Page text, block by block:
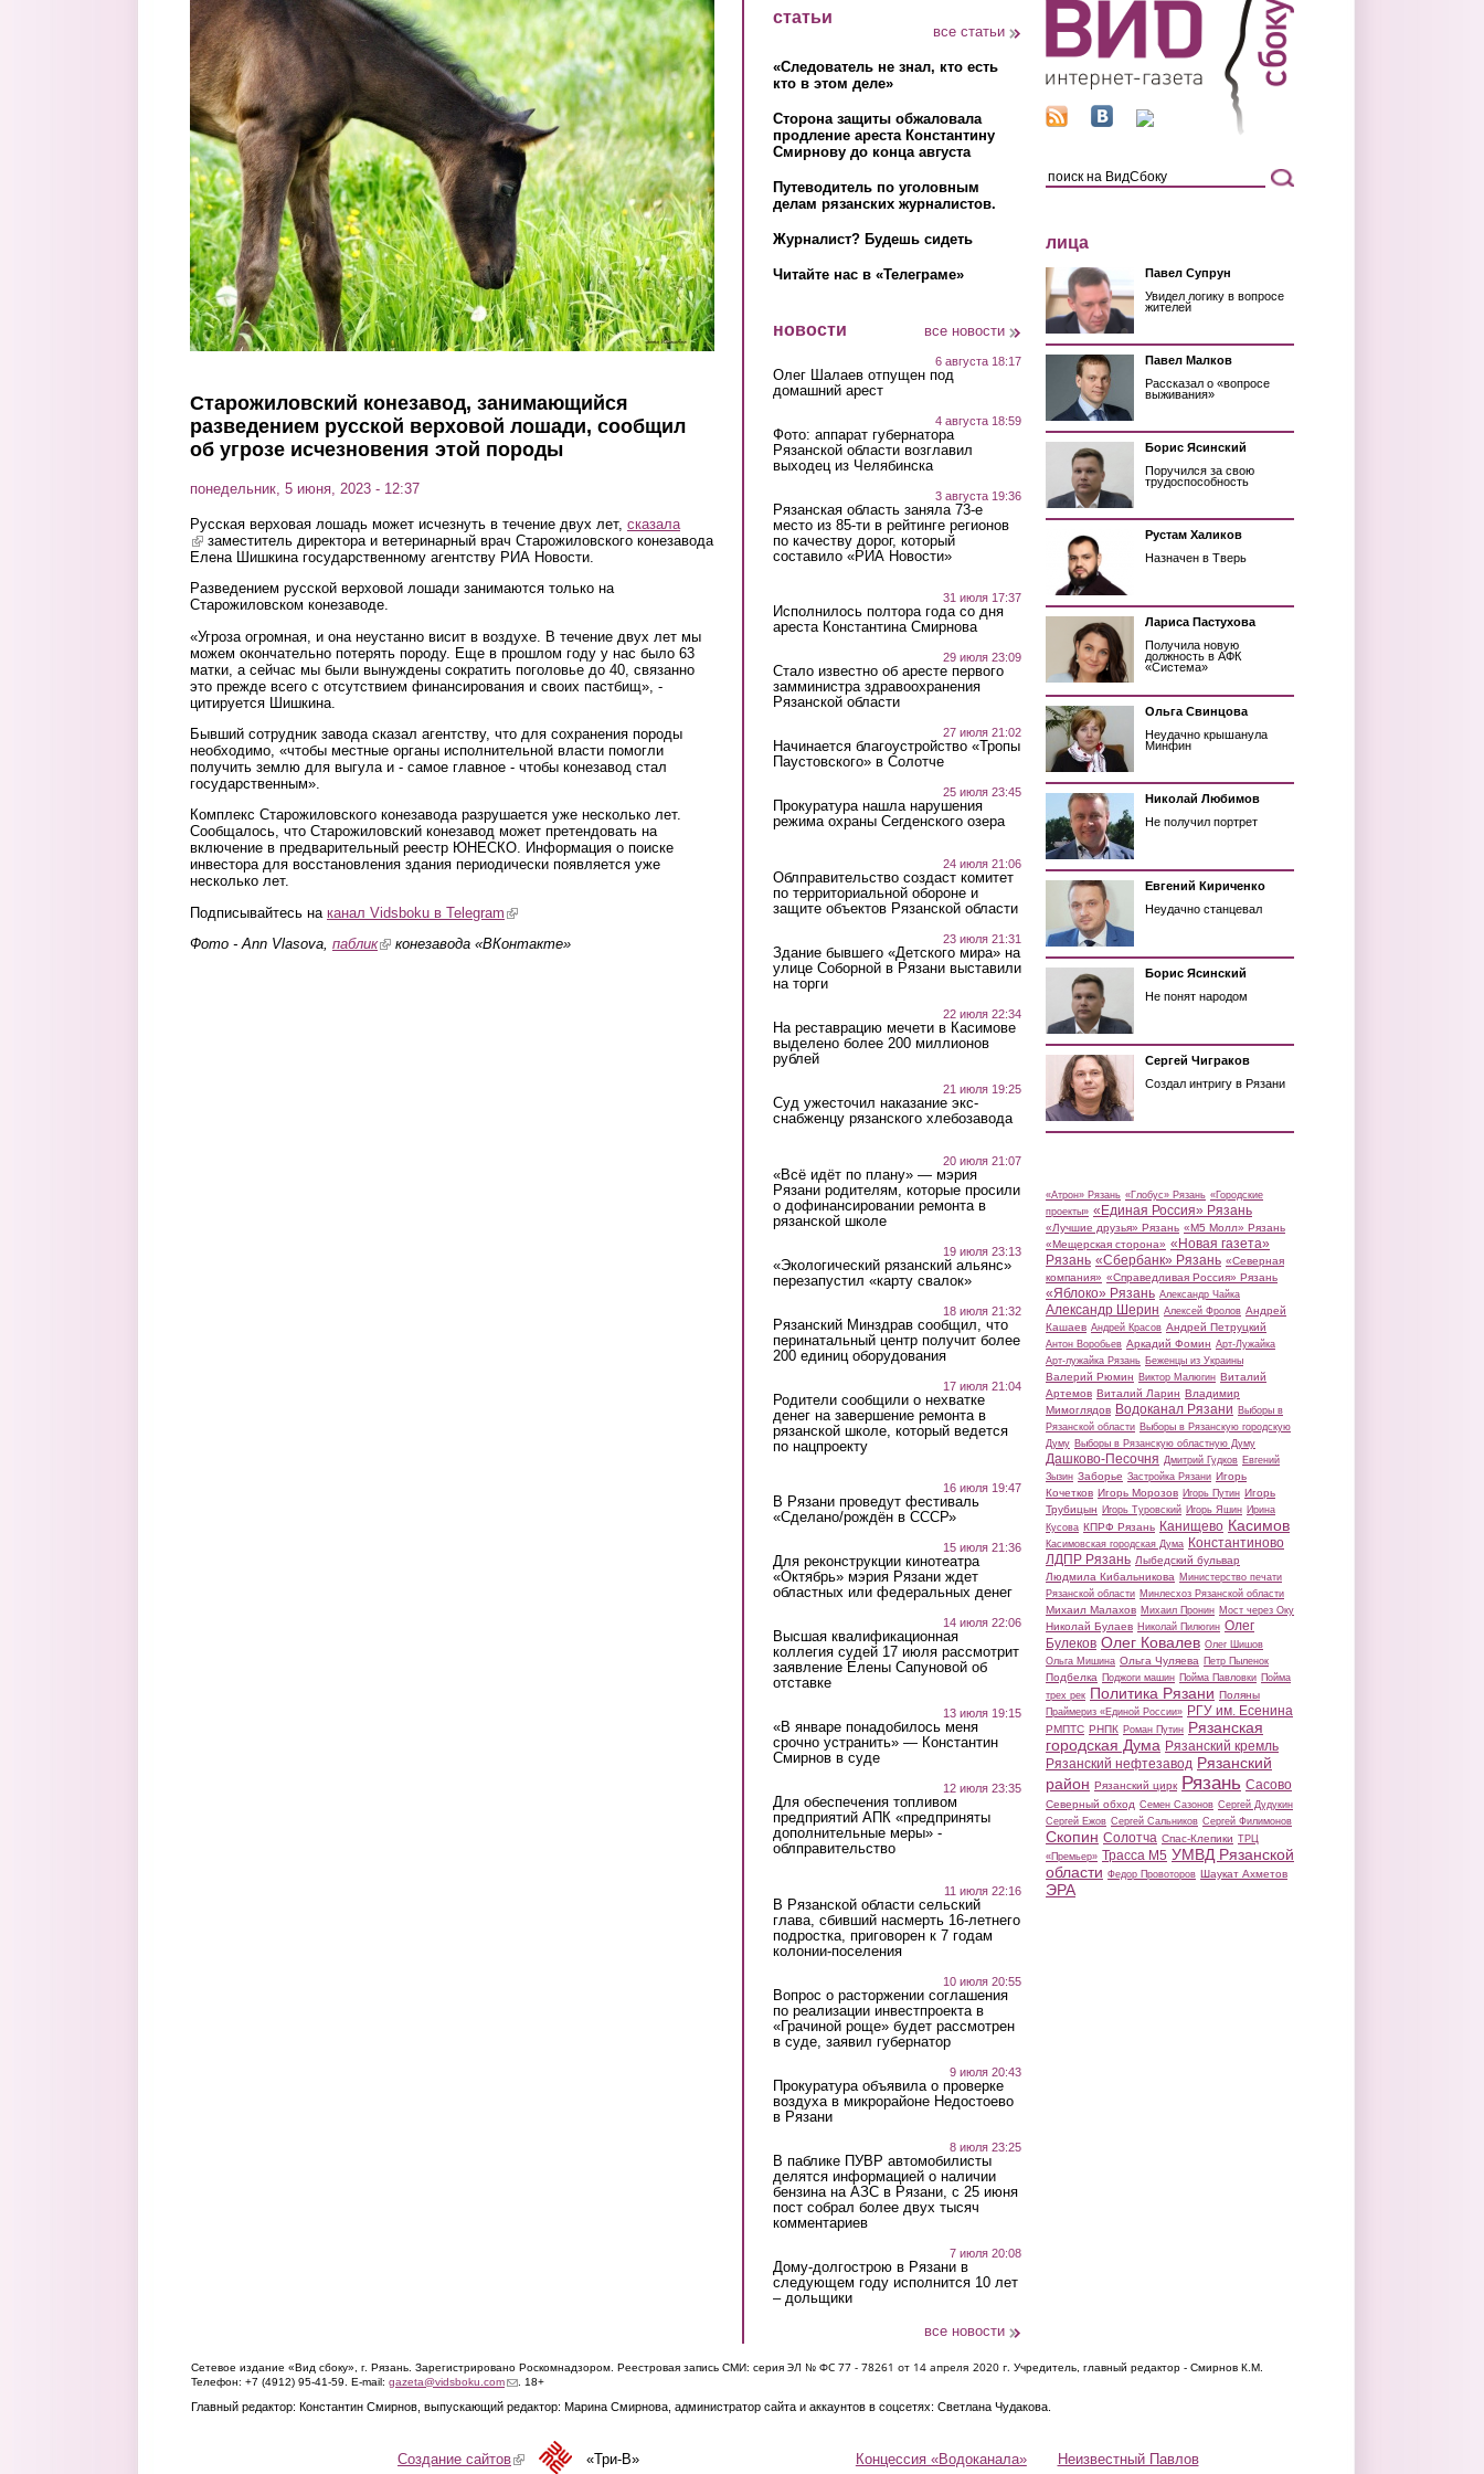
Перейти к основному содержанию
Старожиловский конезавод, занимающийся
разведением русской верховой лошади, сообщил
об угрозе исчезновения этой породы
понедельник, 5 июня, 2023 - 12:37
Русская верховая лошадь может исчезнуть в течение двух лет, сказала
(link is external)
заместитель директора и ветеринарный врач Старожиловского конезавода
Елена Шишкина государственному агентству РИА Новости.
Разведением русской верховой лошади занимаются только на
Старожиловском конезаводе.
«Угроза огромная, и она неустанно висит в воздухе. В течение двух лет мы
можем окончательно потерять породу. Еще в прошлом году у нас было 63
матки, а сейчас мы были вынуждены сократить поголовье до 40, связанно
это прежде всего с отсутствием финансирования и своих пастбищ», -
цитируется Шишкина.
Бывший сотрудник завода сказал агентству, что для сохранения породы
необходимо, «чтобы местные органы исполнительной власти помогли
получить землю для выгула и - самое главное - чтобы конезавод стал
государственным».
Комплекс Старожиловского конезавода разрушается уже несколько лет.
Сообщалось, что Старожиловский конезавод может претендовать на
включение в предварительный реестр ЮНЕСКО. Информация о поиске
инвестора для восстановления здания периодически появляется уже
несколько лет.
Подписывайтесь на канал Vidsboku в Telegram (link is external)
Фото - Ann Vlasova, паблик(link is external)
конезавода «ВКонтакте»
статьи
все статьи
«Следователь не знал, кто есть
кто в этом деле»
Сторона защиты обжаловала
продление ареста Константину
Смирнову до конца августа
Путеводитель по уголовным
делам рязанских журналистов.
Журналист? Будешь сидеть
Читайте нас в «Телеграме»
новости все новости
6 августа 18:17
Олег Шалаев отпущен под
домашний арест
4 августа 18:59
Фото: аппарат губернатора
Рязанской области возглавил
выходец из Челябинска
3 августа 19:36
Рязанская область заняла 73-е
место из 85-ти в рейтинге регионов
по качеству дорог, который
составило «РИА Новости»
31 июля 17:37
Исполнилось полтора года со дня
ареста Константина Смирнова
29 июля 23:09
Стало известно об аресте первого
замминистра здравоохранения
Рязанской области
27 июля 21:02
Начинается благоустройство «Тропы
Паустовского» в Солотче
25 июля 23:45
Прокуратура нашла нарушения
режима охраны Сегденского озера
24 июля 21:06
Облправительство создаст комитет
по территориальной обороне и
защите объектов Рязанской области
23 июля 21:31
Здание бывшего «Детского мира» на
улице Соборной в Рязани выставили
на торги
22 июля 22:34
На реставрацию мечети в Касимове
выделено более 200 миллионов
рублей
21 июля 19:25
Суд ужесточил наказание экс-
снабженцу рязанского хлебозавода
20 июля 21:07
«Всё идёт по плану» — мэрия
Рязани родителям, которые просили
о дофинансировании ремонта в
рязанской школе
19 июля 23:13
«Экологический рязанский альянс»
перезапустил «карту свалок»
18 июля 21:32
Рязанский Минздрав сообщил, что
перинатальный центр получит более
200 единиц оборудования
17 июля 21:04
Родители сообщили о нехватке
денег на завершение ремонта в
рязанской школе, который ведется
по нацпроекту
16 июля 19:47
В Рязани проведут фестиваль
«Сделано/рождён в СССР»
15 июля 21:36
Для реконструкции кинотеатра
«Октябрь» мэрия Рязани ждет
областных или федеральных денег
14 июля 22:06
Высшая квалификационная
коллегия судей 17 июля рассмотрит
заявление Елены Сапуновой об
отставке
13 июля 19:15
«В январе понадобилось меня
срочно устранить» — Константин
Смирнов в суде
12 июля 23:35
Для обеспечения топливом
предприятий АПК «предприняты
дополнительные меры» -
облправительство
11 июля 22:16
В Рязанской области сельский
глава, сбивший насмерть 16-летнего
подростка, приговорен к 7 годам
колонии-поселения
10 июля 20:55
Вопрос о расторжении соглашения
по реализации инвестпроекта в
«Грачиной роще» будет рассмотрен
в суде, заявил губернатор
9 июля 20:43
Прокуратура объявила о проверке
воздуха в микрорайоне Недостоево
в Рязани
8 июля 23:25
В паблике ПУВР автомобилисты
делятся информацией о наличии
бензина на АЗС в Рязани, с 25 июня
пост собрал более двух тысяч
комментариев
7 июля 20:08
Дому-долгострою в Рязани в
следующем году исполнится 10 лет
– дольщики
все новости
лица
Павел Супрун
Увидел логику в вопросе
жителей
Павел Малков
Рассказал о «вопросе
выживания»
Борис Ясинский
Поручился за свою
трудоспособность
Рустам Халиков
Назначен в Тверь
Лариса Пастухова
Получила новую
должность в АФК
«Система»
Ольга Свинцова
Неудачно крышанула
Минфин
Николай Любимов
Не получил портрет
Евгений Кириченко
Неудачно станцевал
Борис Ясинский
Не понят народом
Сергей Чиграков
Создал интригу в Рязани
«Атрон» Рязань «Глобус» Рязань «Городские
проекты» «Единая Россия» Рязань
«Лучшие друзья» Рязань «М5 Молл» Рязань
«Мещерская сторона» «Новая газета»
Рязань «Сбербанк» Рязань «Северная
компания» «Справедливая Россия» Рязань
«Яблоко» Рязань Александр Чайка
Александр Шерин Алексей Фролов Андрей
Кашаев Андрей Красов Андрей Петруцкий
Антон Воробьев Аркадий Фомин Арт-Лужайка
Арт-лужайка Рязань Беженцы из Украины
Валерий Рюмин Виктор Малюгин Виталий
Артемов Виталий Ларин Владимир
Мимоглядов Водоканал Рязани Выборы в
Рязанской области Выборы в Рязанскую городскую
Думу Выборы в Рязанскую областную Думу
Дашково-Песочня Дмитрий Гудков Евгений
Зызин Заборье Застройка Рязани Игорь
Кочетков Игорь Морозов Игорь Путин Игорь
Трубицын Игорь Туровский Игорь Яшин Ирина
Кусова КПРФ Рязань Канищево Касимов
Касимовская городская Дума Константиново
ЛДПР Рязань Лыбедский бульвар
Людмила Кибальникова Министерство печати
Рязанской области Минлесхоз Рязанской области
Михаил Малахов Михаил Пронин Мост через Оку
Николай Булаев Николай Пилюгин Олег
Булеков Олег Ковалев Олег Шишов
Ольга Мишина Ольга Чуляева Петр Пыленок
Подбелка Поджоги машин Пойма Павловки Пойма
трех рек Политика Рязани Поляны
Праймериз «Единой России» РГУ им. Есенина
РМПТС РНПК Роман Путин Рязанская
городская Дума Рязанский кремль
Рязанский нефтезавод Рязанский
район Рязанский цирк Рязань Сасово
Северный обход Семен Сазонов Сергей Дудукин
Сергей Ежов Сергей Сальников Сергей Филимонов
Скопин Солотча Спас-Клепики ТРЦ
«Премьер» Трасса М5 УМВД Рязанской
области Федор Провоторов Шаукат Ахметов
ЭРА
Сетевое издание «Вид сбоку», г. Рязань. Зарегистрировано Роскомнадзором. Реестровая запись СМИ: серия ЭЛ № ФС 77 - 78261 от 14 апреля 2020 г. Учредитель, главный редактор - Смирнов К.М.
Телефон: +7 (4912) 95-41-59. E-mail: gazeta@vidsboku.com(link sends e-mail)
. 18+
Главный редактор: Константин Смирнов, выпускающий редактор: Марина Смирнова, администратор сайта и аккаунтов в соцсетях: Светлана Чудакова.
Концессия «Водоканала» Неизвестный Павлов
Создание сайтов(link is external)«Три-В»